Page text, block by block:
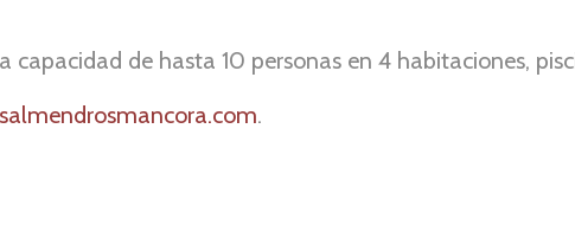
de hasta 10 personas en 4 habitaciones,
.